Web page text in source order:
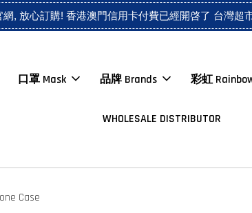
網, 放心訂購! 香港澳門信用卡付費已經開啓了 台灣超
口罩 Mask 品牌 Brands 彩虹
WHOLESALE DISTRIBUTOR
Case